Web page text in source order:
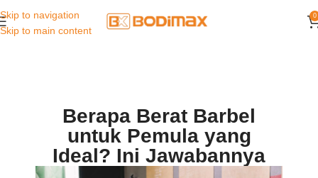
Skip to navigation
Skip to main content
0
Berapa Berat Barbel
untuk Pemula yang
Ideal? Ini Jawabannya